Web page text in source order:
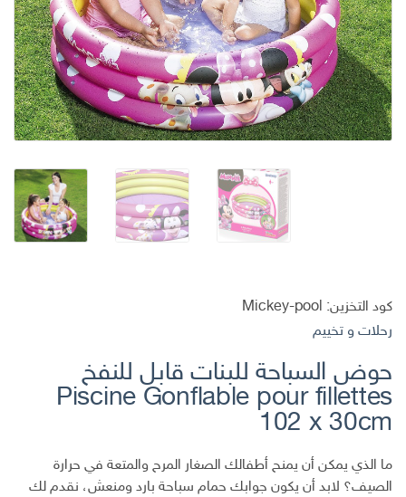
كود التخزين:Mickey-pool
رحلات و تخييم
حوض السباحة للبنات قابل للنفخ
Piscine Gonflable pour fillettes
102 x 30cm
ما الذي يمكن أن يمنح أطفالك الصغار المرح والمتعة في حرارة
الصيف؟ لابد أن يكون جوابك حمام سباحة بارد ومنعش، نقدم لك